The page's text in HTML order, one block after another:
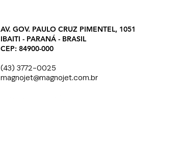
AV. GOV. PAULO CRUZ PIMENTEL, 1051
IBAITI - PARANÁ - BRASIL
CEP: 84900-000
(43) 3772-0025
magnojet@magnojet.com.br